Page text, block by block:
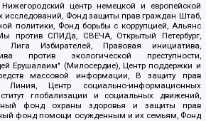
центр немецкой и европейской
исследований, Фонд защиты прав граждан Штаб,
политики, Фонд борьбы с коррупцией, Альянс
против СПИДа, СВЕЧА, Открытый Петербург,
Лига Избирателей, Правовая инициатива,
против экологической преступности,
Ерушалаим" (Милосердие), Центр поддержки и
массовой информации, В защиту прав
Линия, Центр социально-информационных
глобализации и социальных движений,
фонд охраны здоровья и защиты прав
фонд помощи осужденным и их семьям, Фонд